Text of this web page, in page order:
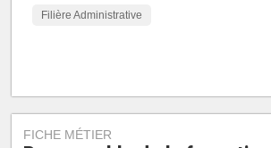
Filière Administrative
FICHE MÉTIER